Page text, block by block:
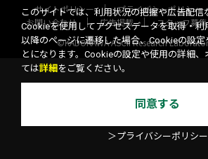
サイトポリシー プライバシーポリシー
お問い合わせ
広告掲載 スタッフ募集
©KADOKAWA ASCII Research
このサイトでは、利用状況の把握や広告配信
Cookieを使用してアクセスデータを取得・利
以降のページに遷移した場合、Cookieの設定
とになります。Cookieの設定や使用の詳細
ては詳細 をご覧ください。
同意する
＞プライバシーポリシー